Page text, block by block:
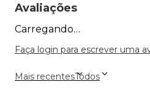
Avaliações
Carregando…
Faça login para escrever uma
Mais recentesTodos